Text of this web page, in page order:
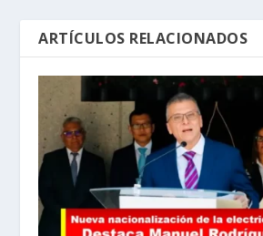
ARTÍCULOS RELACIONADOS